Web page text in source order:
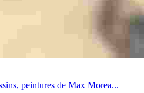
peintures de Max Morea...